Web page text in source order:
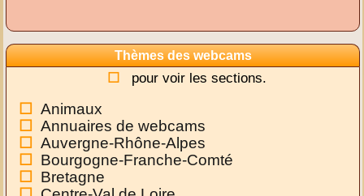
Thèmes des webcams
pour voir les sections.
Animaux
Annuaires de webcams
Auvergne-Rhône-Alpes
Bourgogne-Franche-Comté
Bretagne